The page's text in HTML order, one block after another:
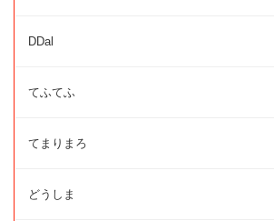
DDal
てふてふ
てまりまろ
どうしま